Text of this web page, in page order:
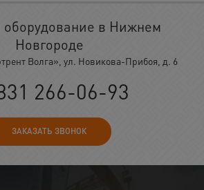
оборудование в Нижнем
Новгороде
Волга», ул. Новикова-Прибоя, д. 6
266-06-93
ЗАКАЗАТЬ ЗВОНОК